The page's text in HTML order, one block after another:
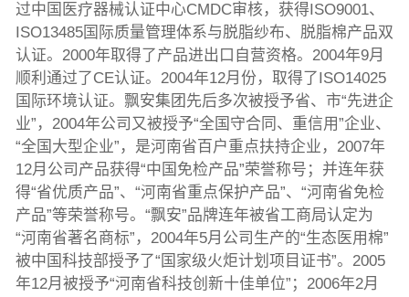
过中国医疗器械认证中心CMDC审核，获得ISO9001、
ISO13485国际质量管理体系与脱脂纱布、脱脂棉产品双
认证。2000年取得了产品进出口自营资格。2004年9月
顺利通过了CE认证。2004年12月份，取得了ISO14025
国际环境认证。飘安集团先后多次被授予省、市“先进企
业”，2004年公司又被授予“全国守合同、重信用”企业、
“全国大型企业”，是河南省百户重点扶持企业，2007年
12月公司产品获得“中国免检产品”荣誉称号；并连年获
得“省优质产品”、“河南省重点保护产品”、“河南省免检
产品”等荣誉称号。“飘安”品牌连年被省工商局认定为
“河南省著名商标”，2004年5月公司生产的“生态医用棉”
被中国科技部授予了“国家级火炬计划项目证书”。2005
年12月被授予“河南省科技创新十佳单位”；2006年2月